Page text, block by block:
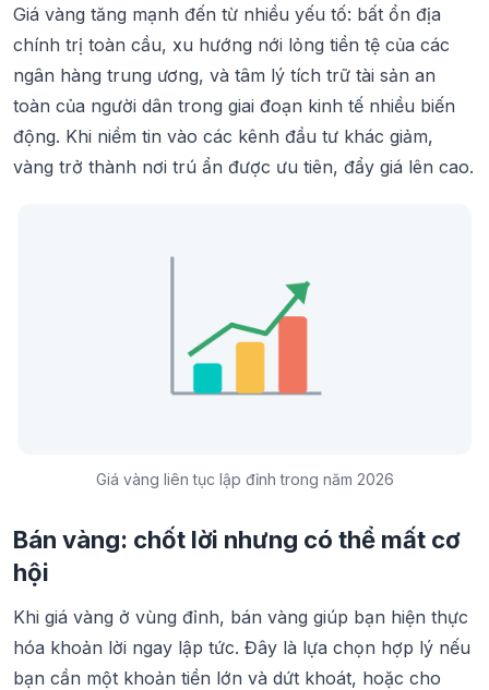
Giá vàng tăng mạnh đến từ nhiều yếu tố: bất ổn địa
chính trị toàn cầu, xu hướng nới lỏng tiền tệ của các
ngân hàng trung ương, và tâm lý tích trữ tài sản an
toàn của người dân trong giai đoạn kinh tế nhiều biến
động. Khi niềm tin vào các kênh đầu tư khác giảm,
vàng trở thành nơi trú ẩn được ưu tiên, đẩy giá lên cao.
Giá vàng liên tục lập đỉnh trong năm 2026
Bán vàng: chốt lời nhưng có thể mất cơ
hội
Khi giá vàng ở vùng đỉnh, bán vàng giúp bạn hiện thực
hóa khoản lời ngay lập tức. Đây là lựa chọn hợp lý nếu
bạn cần một khoản tiền lớn và dứt khoát, hoặc cho